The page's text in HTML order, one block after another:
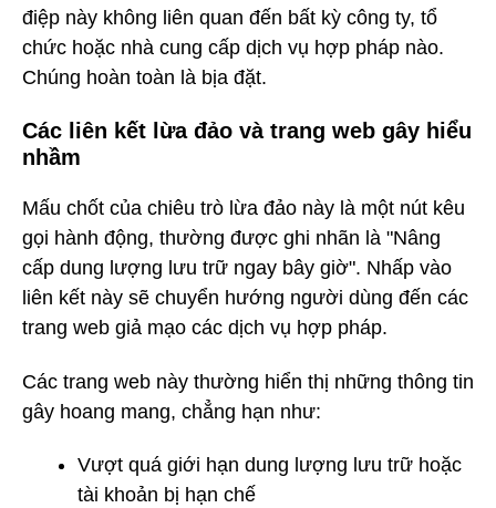
điệp này không liên quan đến bất kỳ công ty, tổ
chức hoặc nhà cung cấp dịch vụ hợp pháp nào.
Chúng hoàn toàn là bịa đặt.
Các liên kết lừa đảo và trang web gây hiểu
nhầm
Mấu chốt của chiêu trò lừa đảo này là một nút kêu
gọi hành động, thường được ghi nhãn là "Nâng
cấp dung lượng lưu trữ ngay bây giờ". Nhấp vào
liên kết này sẽ chuyển hướng người dùng đến các
trang web giả mạo các dịch vụ hợp pháp.
Các trang web này thường hiển thị những thông tin
gây hoang mang, chẳng hạn như:
Vượt quá giới hạn dung lượng lưu trữ hoặc
tài khoản bị hạn chế